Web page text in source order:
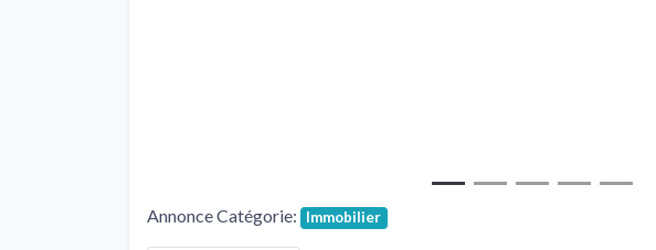
Annonce Catégorie: Immobilier